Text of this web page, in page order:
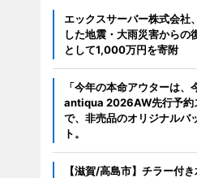
エックスサーバー株式会社
した地震・大雨災害からの
として1,000万円を寄附
「今年の本命アウターは、
antiqua 2026AW先行予約
で、非売品のオリジナルバ
ト。
【滋賀/高島市】チラー付